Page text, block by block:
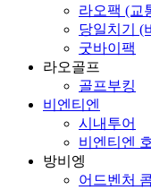
라오팩 (교
당일치기 (
굿바이팩
라오골프
골프부킹
비엔티엔
시내투어
비엔티엔
방비엥
어드벤처